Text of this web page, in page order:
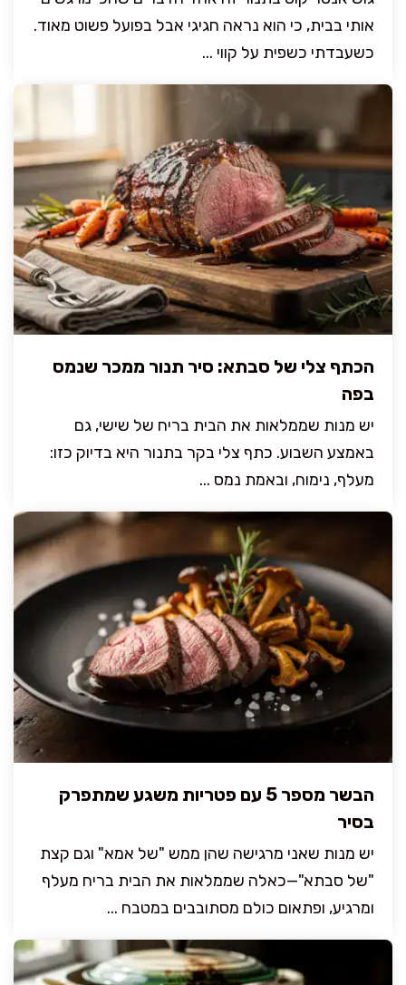
אותי בבית, כי הוא נראה חגיגי אבל בפועל פשוט מאוד.
כשעבדתי כשפית על קווי ...
הכתף צלי של סבתא: סיר תנור ממכר שנמס
בפה
יש מנות שממלאות את הבית בריח של שישי, גם
באמצע השבוע. כתף צלי בקר בתנור היא בדיוק כזו:
מעלף, נימוח, ובאמת נמס ...
הבשר מספר 5 עם פטריות משגע שמתפרק
בסיר
יש מנות שאני מרגישה שהן ממש "של אמא" וגם קצת
"של סבתא"—כאלה שממלאות את הבית בריח מעלף
ומרגיע, ופתאום כולם מסתובבים במטבח ...